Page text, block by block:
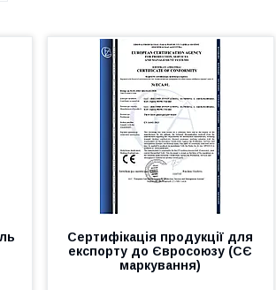
Сертифікація продукції для
експорту до Євросоюзу (СЄ
маркування)